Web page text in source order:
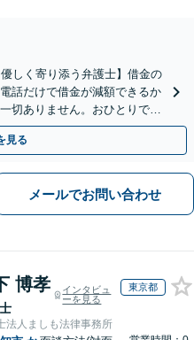
しく寄り添う弁護士】借金の
話だけで借金が減額できるか
切ありません。おひとりで悩
相談可】
見る
メールでお問い合わせ
博孝
インタビュ
ーを見る
東京都
法人ましも法律事務所